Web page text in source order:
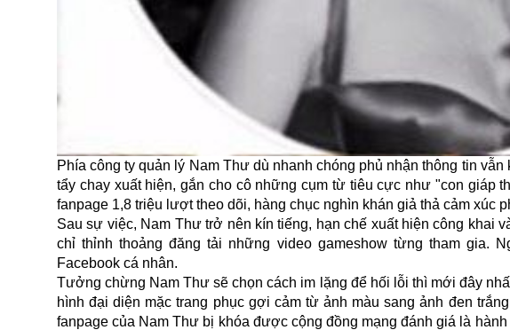
Phía công ty quản lý Nam Thư dù nhanh chóng phủ nhận thông tin
tẩy chay xuất hiện, gắn cho cô những cụm từ tiêu cực như "con giáp
fanpage 1,8 triệu lượt theo dõi, hàng chục nghìn khán giả thả cảm xúc
Sau sự việc, Nam Thư trở nên kín tiếng, hạn chế xuất hiện công khai
chỉ thỉnh thoảng đăng tải những video gameshow từng tham gia.
Facebook cá nhân.
Tưởng chừng Nam Thư sẽ chọn cách im lặng để hối lỗi thì mới đây
hình đại diện mặc trang phục gợi cảm từ ảnh màu sang ảnh đen
fanpage của Nam Thư bị khóa được cộng đồng mạng đánh giá là